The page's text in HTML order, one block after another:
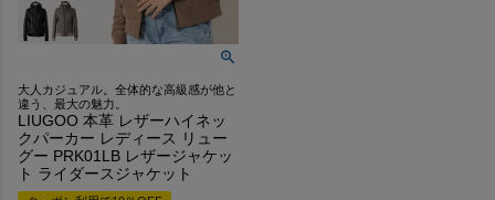
大人カジュアル。全体的な高級感が他と
違う、最大の魅力。
LIUGOO 本革 レザーハイネッ
クパーカー レディース リュー
グー PRK01LB レザージャケッ
ト ライダースジャケット